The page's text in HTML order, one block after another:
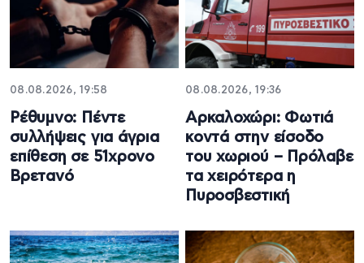
08.08.2026, 19:58
Ρέθυμνο: Πέντε
συλλήψεις για άγρια
επίθεση σε 51χρονο
Βρετανό
08.08.2026, 19:36
Αρκαλοχώρι: Φωτιά
κοντά στην είσοδο
του χωριού – Πρόλαβε
τα χειρότερα η
Πυροσβεστική